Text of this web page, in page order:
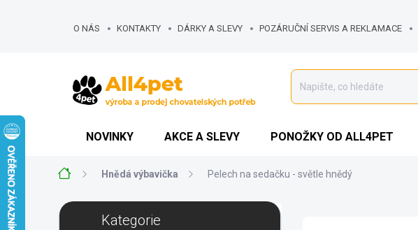
O NÁS KONTAKTY DÁRKY A SLEVY POZÁRUČNÍ SERVIS A REKLAMACE
NOVINKY AKCE A SLEVY PONOŽKY OD ALL4PET
Domů Hnědá výbavička Pelech na sedačku - světle hnědý
PPřeskočit
kategorieKategorie